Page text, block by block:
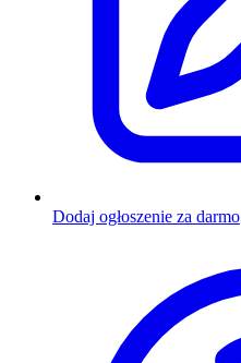
Dodaj ogłoszenie za darmo